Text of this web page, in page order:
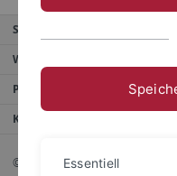
Service
Weitere Angebote
Portale
Kontaktinfo
© 2026 Eberhard Karls
Essentiell